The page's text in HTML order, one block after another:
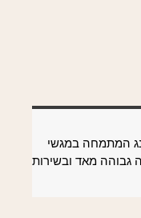
המתמחה במגשי
גבוהה מאד ובשירות